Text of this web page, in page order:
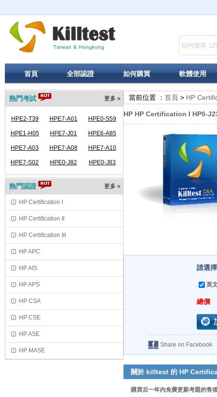
首頁 全部認證 如何購買 軟體使用
更多 »
熱門考試
HPE2-T39 HPE7-A01 HPE0-S59
HPE1-H05 HPE7-J01 HPE6-A85
HPE7-A03 HPE7-A08 HPE7-A10
HPE7-S02 HPE0-J82 HPE0-J83
更多 »
熱門認證
HP Certification I
HP Certification II
HP Certification III
HP APC
HP AIS
HP APS
HP CSA
HP CSE
HP ASE
HP MASE
當前位置 ： 首頁 > HP
HP HP Certification I HP0-
請選
英
總價
Share on Facebook
關於 killtest 的 HP
購買后一年內免費更新考題的售